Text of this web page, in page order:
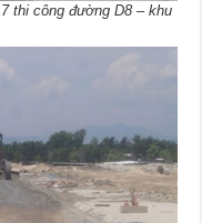
thi công đường D8 – khu